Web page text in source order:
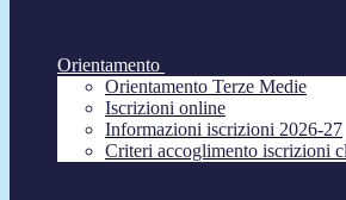
Orientamento
Orientamento Terze Medie
Iscrizioni online
Informazioni iscrizioni 2026-27
Criteri accoglimento iscrizioni